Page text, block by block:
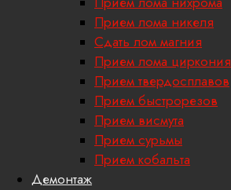
Прием лома никеля
Сдать лом магния
Прием лома циркония
Прием твердосплавов
Прием быстрорезов
Прием висмута
Прием сурьмы
Прием кобальта
Демонтаж